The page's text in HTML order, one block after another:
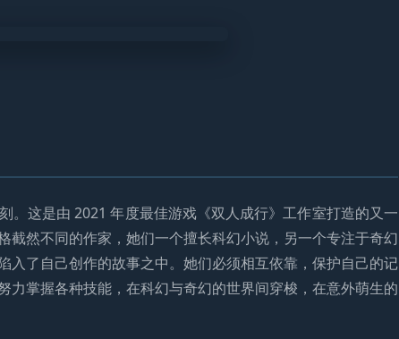
。这是由 2021 年度最佳游戏《双人成行》工作室打造的又一
然不同的作家，她们一个擅长科幻小说，另一个专注于奇幻
入了自己创作的故事之中。她们必须相互依靠，保护自己的记
掌握各种技能，在科幻与奇幻的世界间穿梭，在意外萌生的